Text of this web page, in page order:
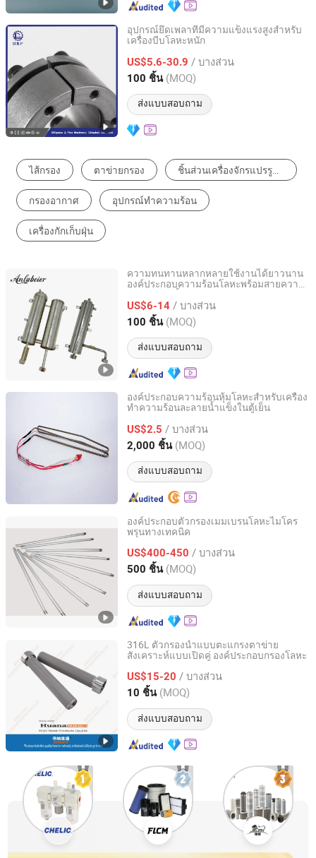
อุปกรณ์ยึดเพลาที่มีความแข็งแรงสูงสำหรับ
เครื่องบีบโลหะหนัก
US$5.6-30.9 / บางส่วน
100 ชิ้น (MOQ)
ส่งแบบสอบถาม
Diligence & Fine Machinery (Qingdao) Co., Ltd.
Shandong, China อัตราจาก 2025
ไส้กรอง ตาข่ายกรอง ชิ้นส่วนเครื่องจักรแปรรูปโลหะ
กรองอากาศ อุปกรณ์ทำความร้อน
เครื่องกักเก็บฝุ่น
ความทนทานหลากหลายใช้งานได้ยาวนาน
องค์ประกอบความร้อนโลหะพร้อมสายความ
US$6-14 / บางส่วน
100 ชิ้น (MOQ)
ส่งแบบสอบถาม
Zhongshan Chongde Electric Co., Ltd.
Guangdong, China อัตราจาก 2025
องค์ประกอบความร้อนหุ้มโลหะสำหรับเครื่อง
ทำความร้อนละลายน้ำแข็งในตู้เย็น
US$2.5 / บางส่วน
2,000 ชิ้น (MOQ)
ส่งแบบสอบถาม
Jiangyin Pawo Electronics Co., Ltd.
Jiangsu, China อัตราจาก 2012
องค์ประกอบตัวกรองเมมเบรนโลหะไมโคร
พรุนทางเทคนิค
US$400-450 / บางส่วน
500 ชิ้น (MOQ)
ส่งแบบสอบถาม
CISRI HY&POR TECHNOLOGY CO., LTD.
Beijing, China อัตราจาก 2021
316L ตัวกรองน้ำแบบตะแกรงตาข่าย
สังเคราะห์แบบเปิดคู่ องค์ประกอบกรองโลหะ
US$15-20 / บางส่วน
10 ชิ้น (MOQ)
ส่งแบบสอบถาม
Anping County Huana Wire Mesh Products Co., Ltd.
Hebei, China อัตราจาก 2023